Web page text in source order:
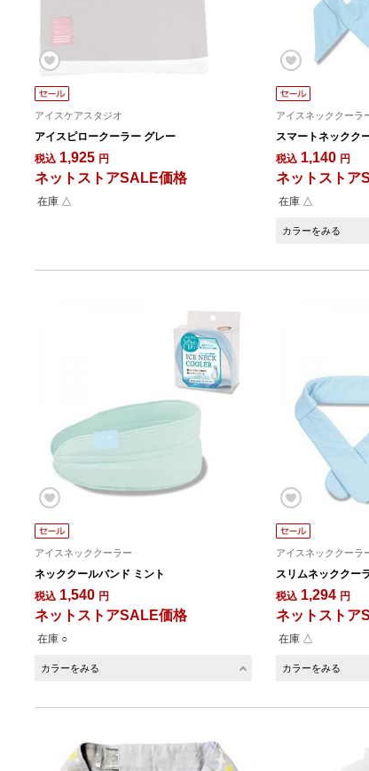
アイスケアスタジオ
アイスピロークーラー グレー
税込 1,925 円
ネットストアSALE価格
在庫 △
アイスネッククーラ
スマートネックク
税込 1,140 円
ネットストア
在庫 △
カラーをみる
アイスネッククーラー
ネッククールバンド ミント
税込 1,540 円
ネットストアSALE価格
在庫 ○
カラーをみる
アイスネッククーラ
スリムネッククー
税込 1,294 円
ネットストア
在庫 △
カラーをみる